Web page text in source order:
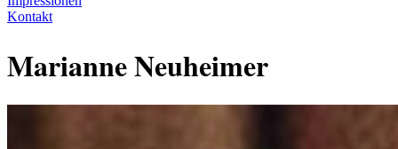
Kontakt
Marianne Neuheimer